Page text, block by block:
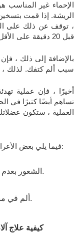
الإحماء غير المناسب
الريشة. إذا قمت
، توقف عن ذلك على
قبل 20 دقيقة على
بالإضافة إلى ذلك ،
سبب ألم كتفك. لذلك
أخيرًا ، فإن عملية
تساهم أيضًا كثيرًا في
العملية ، ستكون
فيما يلي بعض الأعراض الشائعة لألم الكتف عند لعب كرة الريشة:
الشعور بعدم الراحة والألم عند القيام ببعض التمارين.
ألم في مناطق معينة مثل منطقة الكتف والرقبة.
كيفية علاج